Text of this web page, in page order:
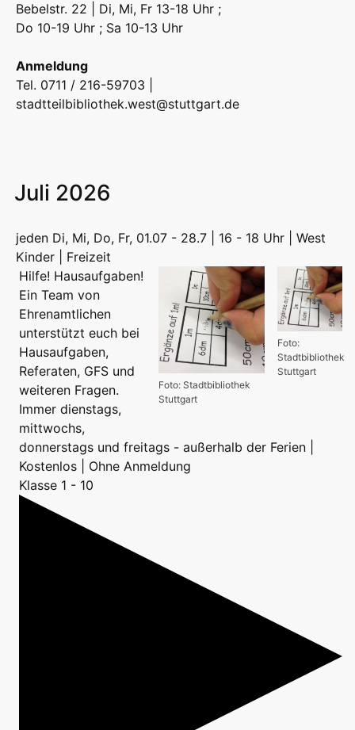
Bebelstr. 22 | Di, Mi, Fr 13-18 Uhr ;
Do 10-19 Uhr ; Sa 10-13 Uhr
Anmeldung
Tel. 0711 / 216-59703 |
stadtteilbibliothek.west@stuttgart.de
Juli 2026
jeden Di, Mi, Do, Fr, 01.07 - 28.7 | 16 - 18 Uhr | West
Kinder | Freizeit
Foto:
Stadtbibliothek
Stuttgart
Foto: Stadtbibliothek
Stuttgart
Hilfe! Hausaufgaben!
Ein Team von
Ehrenamtlichen
unterstützt euch bei
Hausaufgaben,
Referaten, GFS und
weiteren Fragen.
Immer dienstags,
mittwochs,
donnerstags und freitags - außerhalb der Ferien |
Kostenlos | Ohne Anmeldung
Klasse 1 - 10